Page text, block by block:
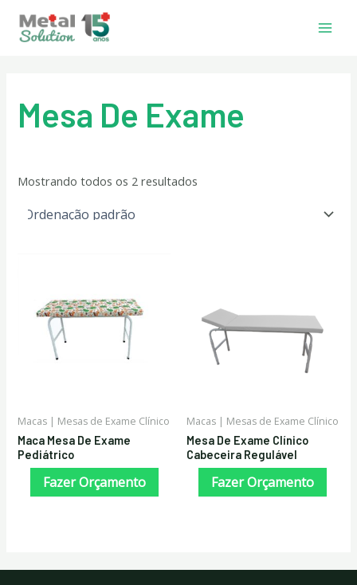
para
Mesa De Exame
Mostrando todos os 2 resultados
Macas | Mesas de Exame Clínico
Maca Mesa De Exame
Pediátrico
Fazer Orçamento
Macas | Mesas de Exame Clínico
Mesa De Exame Clínico
Cabeceira Regulável
Fazer Orçamento